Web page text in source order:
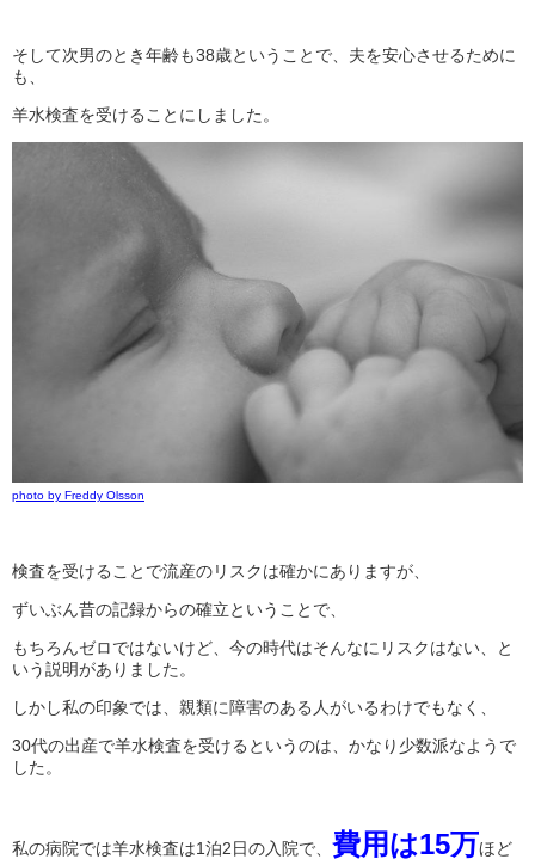
そして次男のとき年齢も38歳ということで、夫を安心させるために
も、
羊水検査を受けることにしました。
photo by Freddy Olsson
検査を受けることで流産のリスクは確かにありますが、
ずいぶん昔の記録からの確立ということで、
もちろんゼロではないけど、今の時代はそんなにリスクはない、と
いう説明がありました。
しかし私の印象では、親類に障害のある人がいるわけでもなく、
30代の出産で羊水検査を受けるというのは、かなり少数派なようで
した。
私の病院では羊水検査は1泊2日の入院で、 費用は15万ほど